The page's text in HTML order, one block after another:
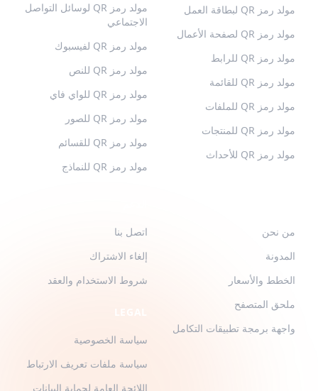
مولد رمز QR لبطاقة العمل
مولد رمز QR لصفحة الأعمال
مولد رمز QR للرابط
مولد رمز QR للقائمة
مولد رمز QR للملفات
مولد رمز QR للمنتجات
مولد رمز QR للأحداث
مولد رمز QR لوسائل التواصل
الاجتماعي
مولد رمز QR لفيسبوك
مولد رمز QR للنص
مولد رمز QR للواي فاي
مولد رمز QR للصور
مولد رمز QR للقسائم
مولد رمز QR للنماذج
من نحن
المدونة
الخطط والأسعار
ملحق المتصفح
واجهة برمجة تطبيقات التكامل
اتصل بنا
إلغاء الاشتراك
شروط الاستخدام والعقد
سياسة الخصوصية
سياسة ملفات تعريف الارتباط
اللائحة العامة لحماية البيانات